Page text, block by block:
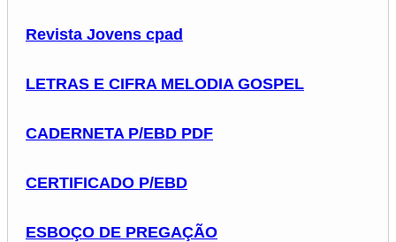
Revista Jovens cpad
LETRAS E CIFRA MELODIA GOSPEL
CADERNETA P/EBD PDF
CERTIFICADO P/EBD
ESBOÇO DE PREGAÇÃO